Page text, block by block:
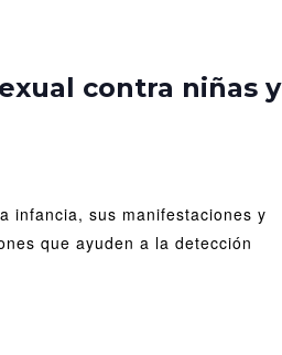
contra niñas y
infancia, sus manifestaciones y
que ayuden a la detección